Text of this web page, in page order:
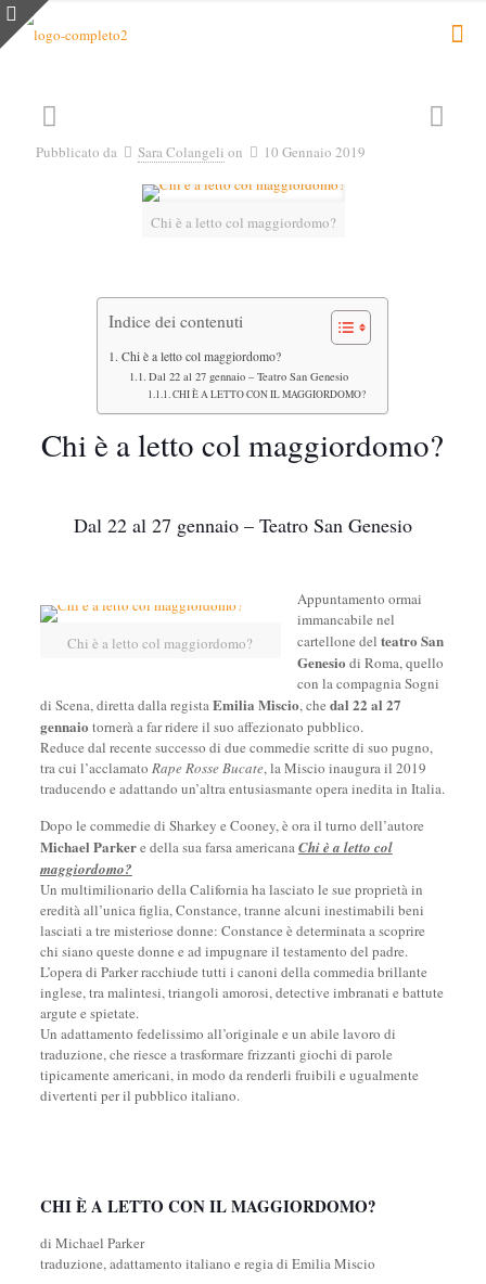
Pubblicato da Sara Colangeli on 10 Gennaio 2019
Chi è a letto col maggiordomo?
Indice dei contenuti
Chi è a letto col maggiordomo?
Dal 22 al 27 gennaio – Teatro San Genesio
CHI È A LETTO CON IL MAGGIORDOMO?
Chi è a letto col maggiordomo?
Dal 22 al 27 gennaio – Teatro San Genesio
Chi è a letto col maggiordomo?
Appuntamento ormai
immancabile nel
cartellone del teatro San
Genesio di Roma, quello
con la compagnia Sogni
di Scena, diretta dalla registaEmilia Miscio, che dal 22 al 27
gennaio tornerà a far ridere il suo affezionato pubblico.
Reduce dal recente successo di due commedie scritte di suo pugno,
tra cui l’acclamato Rape Rosse Bucate, la Miscio inaugura il 2019
traducendo e adattando un’altra entusiasmante opera inedita in Italia.
Dopo le commedie di Sharkey e Cooney, è ora il turno dell’autore
Michael Parkere della sua farsa americanaChi è a letto col
maggiordomo?
Un multimilionario della California ha lasciato le sue proprietà in
eredità all’unica figlia, Constance, tranne alcuni inestimabili beni
lasciati a tre misteriose donne: Constance è determinata a scoprire
chi siano queste donne e ad impugnare il testamento del padre.
L’opera di Parker racchiude tutti i canoni della commedia brillante
inglese, tra malintesi, triangoli amorosi, detective imbranati e battute
argute e spietate.
Un adattamento fedelissimo all’originale e un abile lavoro di
traduzione, che riesce a trasformare frizzanti giochi di parole
tipicamente americani, in modo da renderli fruibili e ugualmente
divertenti per il pubblico italiano.
CHI È A LETTO CON IL MAGGIORDOMO?
di Michael Parker
traduzione, adattamento italiano e regia di Emilia Miscio